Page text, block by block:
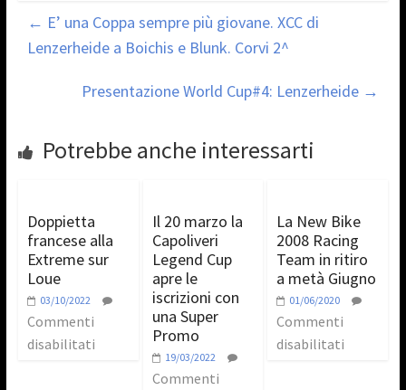
← E’ una Coppa sempre più giovane. XCC di
Lenzerheide a Boichis e Blunk. Corvi 2^
Presentazione World Cup#4: Lenzerheide →
Potrebbe anche interessarti
Doppietta
francese alla
Extreme sur
Loue
03/10/2022
Commenti
disabilitati
Il 20 marzo la
Capoliveri
Legend Cup
apre le
iscrizioni con
una Super
Promo
19/03/2022
Commenti
La New Bike
2008 Racing
Team in ritiro
a metà Giugno
01/06/2020
Commenti
disabilitati